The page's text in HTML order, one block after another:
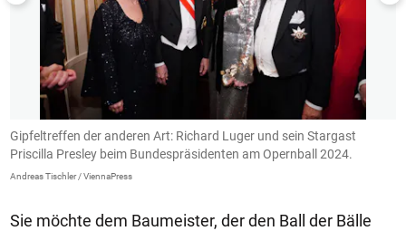
Gipfeltreffen der anderen Art: Richard Luger und sein Stargast
Priscilla Presley beim Bundespräsidenten am Opernball 2024.
Andreas Tischler / ViennaPress
Sie möchte dem Baumeister, der den Ball der Bälle